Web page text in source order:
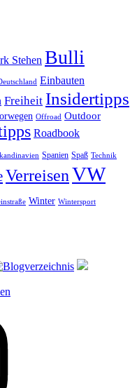
Stehen Bulli
Einbauten
Freiheit Insidertipps
Offroad Outdoor
Roadbook
Spanien Spaß Technik
VerreisenVW
Winter Wintersport